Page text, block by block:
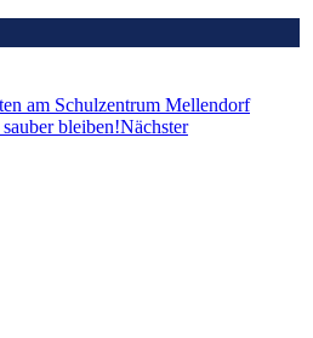
am Schulzentrum Mellendorf
bleiben!Nächster